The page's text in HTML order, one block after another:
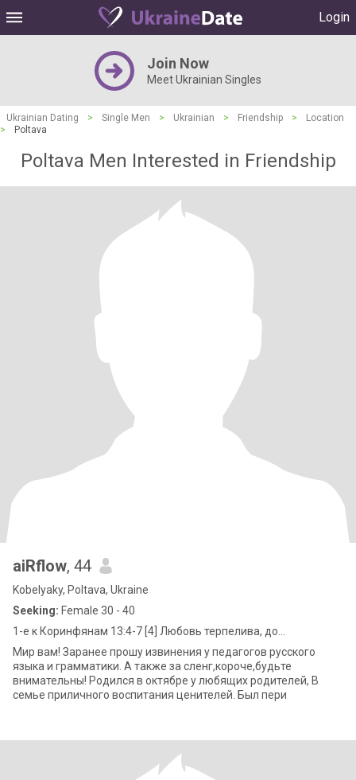
Login
Join Now
Meet Ukrainian Singles
Ukrainian Dating > Single Men > Ukrainian > Friendship >
Location
>
Poltava
Poltava Men Interested in Friendship
aiRflow, 44
Kobelyaky, Poltava, Ukraine
Seeking: Female 30 - 40
1-е к Коринфянам 13:4-7 [4] Любовь терпелива, до...
Мир вам! Заранее прошу извинения у педагогов русского
языка и грамматики. А также за сленг,короче,будьте
внимательны! Родился в октябре у любящих родителей, В
семье приличного воспитания ценителей. Был пери